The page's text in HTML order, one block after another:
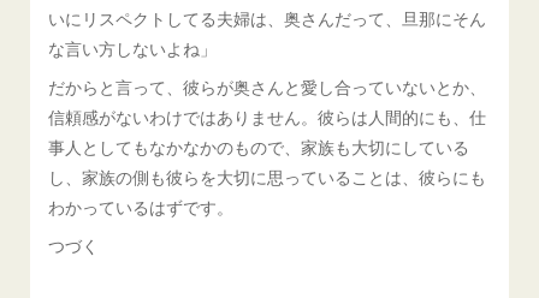
いにリスペクトしてる夫婦は、奥さんだって、旦那にそん
な言い方しないよね」
だからと言って、彼らが奥さんと愛し合っていないとか、
信頼感がないわけではありません。彼らは人間的にも、仕
事人としてもなかなかのもので、家族も大切にしている
し、家族の側も彼らを大切に思っていることは、彼らにも
わかっているはずです。
つづく